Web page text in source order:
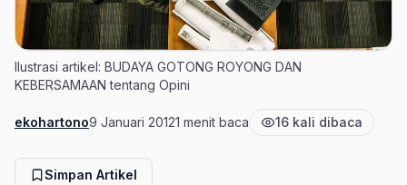
Ilustrasi artikel: BUDAYA GOTONG ROYONG DAN
KEBERSAMAAN tentang Opini
Penulis
ekohartonoTanggal terbit
9 Januari 2012Estimasi waktu baca
1 menit baca Jumlah pembaca
16 kali dibaca
Simpan Artikel